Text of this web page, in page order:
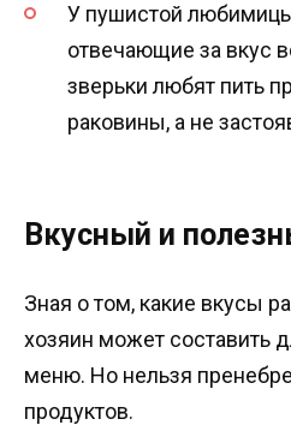
У пушистой
отвечающие за вкус
зверьки любят пить
раковины, а не
Вкусный и
Зная о том, какие вкусы
хозяин может составить
меню. Но нельзя
продуктов.